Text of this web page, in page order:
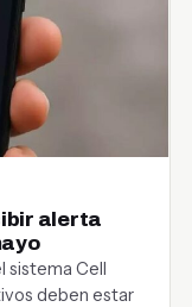
alerta
sistema Cell
deben estar